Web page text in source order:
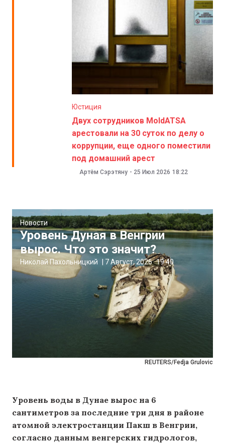
Юстиция
Двух сотрудников MoldATSA
арестовали на 30 суток по делу о
коррупции, еще одного поместили
под домашний арест
Артём Сэрэтяну - 25 Июл 2026 18:22
REUTERS/Fedja Grulovic
Новости
Уровень Дуная в Венгрии
вырос. Что это значит?
Николай Пахольницкий 7 Август, 2026 19:40
Уровень воды в Дунае вырос на 6
сантиметров за последние три дня в районе
атомной электростанции Пакш в Венгрии,
согласно данным венгерских гидрологов,